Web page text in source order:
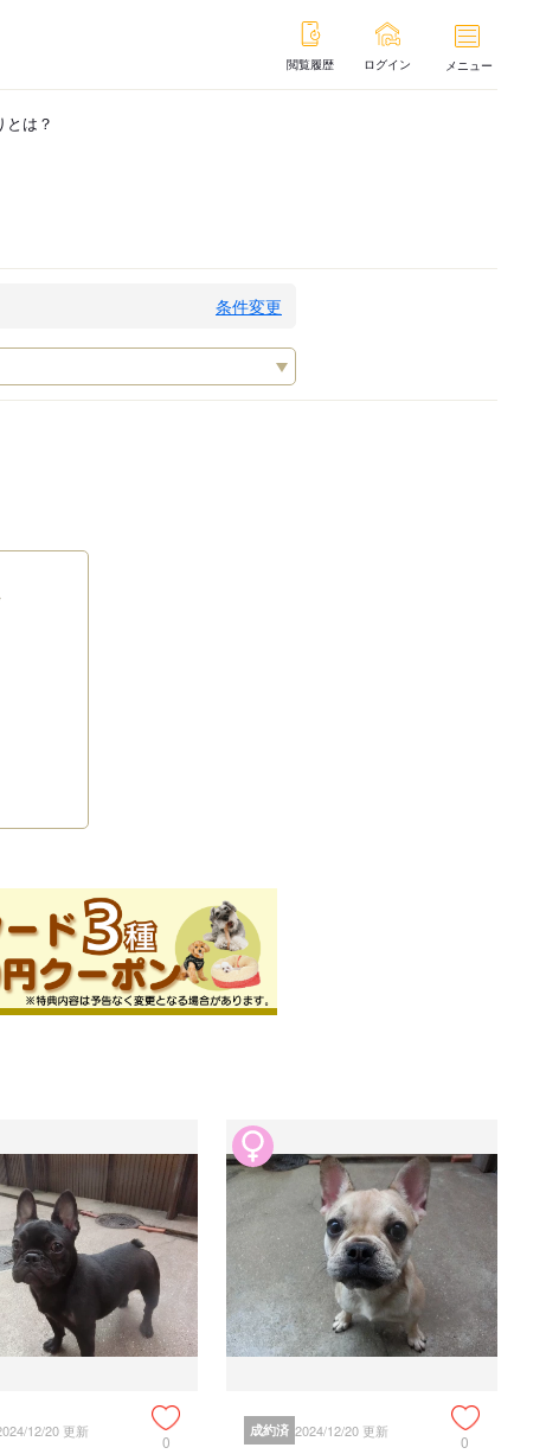
閲覧履歴 ログイン メニュー
とは？
条件変更
12/20 更新
0
成約済 2024/12/20 更新
0